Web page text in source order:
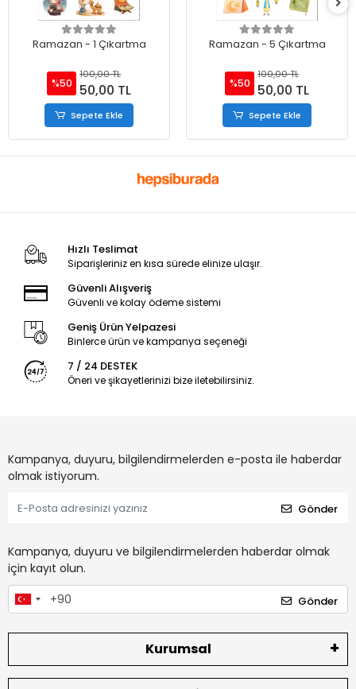
Ramazan - 1 Çıkartma
%50
100,00 TL
50,00 TL
Sepete Ekle
Ramazan - 5 Çıkartma
%50
100,00 TL
50,00 TL
Sepete Ekle
Hızlı Teslimat
Siparişleriniz en kısa sürede elinize ulaşır.
Güvenli Alışveriş
Güvenli ve kolay ödeme sistemi
Geniş Ürün Yelpazesi
Binlerce ürün ve kampanya seçeneği
7 / 24 DESTEK
Öneri ve şikayetlerinizi bize iletebilirsiniz.
Kampanya, duyuru, bilgilendirmelerden e-posta ile haberdar
olmak istiyorum.
Gönder
Kampanya, duyuru ve bilgilendirmelerden haberdar olmak
için kayıt olun.
Gönder
Kurumsal